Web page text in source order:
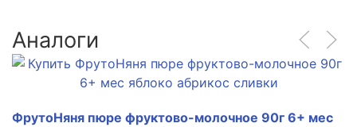
Аналоги
ФрутоНяня пюре фруктово-молочное 90г 6+ мес